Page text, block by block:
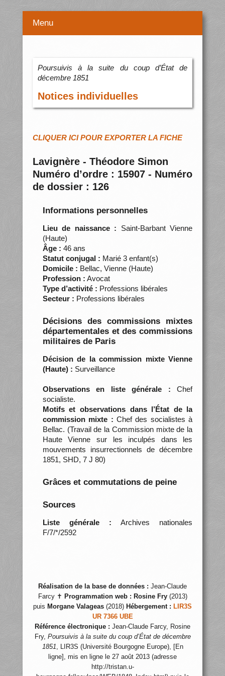
Menu
Poursuivis à la suite du coup d’État de
décembre 1851
Notices individuelles
CLIQUER ICI POUR EXPORTER LA FICHE
Lavignère - Théodore Simon
Numéro d’ordre : 15907 - Numéro
de dossier : 126
Informations personnelles
Lieu de naissance : Saint-Barbant Vienne
(Haute)
Âge : 46 ans
Statut conjugal : Marié 3 enfant(s)
Domicile : Bellac, Vienne (Haute)
Profession : Avocat
Type d’activité : Professions libérales
Secteur : Professions libérales
Décisions des commissions mixtes
départementales et des commissions
militaires de Paris
Décision de la commission mixte Vienne
(Haute) : Surveillance
Observations en liste générale : Chef
socialiste.
Motifs et observations dans l’État de la
commission mixte : Chef des socialistes à
Bellac. (Travail de la Commission mixte de la
Haute Vienne sur les inculpés dans les
mouvements insurrectionnels de décembre
1851, SHD, 7 J 80)
Grâces et commutations de peine
Sources
Liste générale : Archives nationales
F/7/*/2592
Réalisation de la base de données : Jean-Claude
Farcy ✝ Programmation web : Rosine Fry(2013)
puis Morgane Valageas (2018) Hébergement : LIR3S
UR 7366 UBE
Référence électronique : Jean-Claude Farcy, Rosine
Fry, Poursuivis à la suite du coup d’État de décembre
1851, LIR3S (Université Bourgogne Europe), [En
ligne], mis en ligne le 27 août 2013 (adresse
http://tristan.u-